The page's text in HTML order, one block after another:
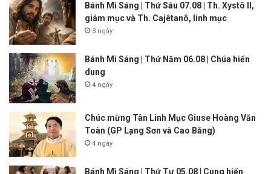
Bánh Mì Sáng | Thứ Sáu 07.08 | Th. Xystô II,
giám mục và Th. Cajêtanô, linh mục
3 ngày
Bánh Mì Sáng | Thứ Năm 06.08 | Chúa hiển
dung
4 ngày
Chúc mừng Tân Linh Mục Giuse Hoàng Văn
Toàn (GP Lạng Sơn và Cao Bằng)
4 ngày
Bánh Mì Sáng | Thứ Tư 05.08 | Cung hiến